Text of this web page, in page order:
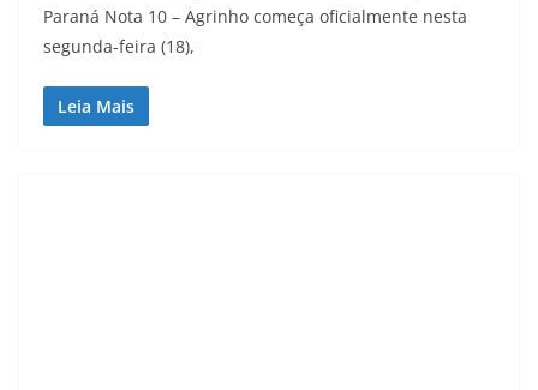
Paraná Nota 10 – Agrinho começa oficialmente nesta
segunda-feira (18),
Leia Mais